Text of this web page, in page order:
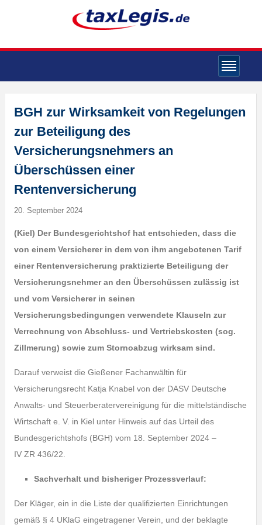
BGH zur Wirksamkeit von Regelungen
zur Beteiligung des
Versicherungsnehmers an
Überschüssen einer
Rentenversicherung
20. September 2024
(Kiel) Der Bundesgerichtshof hat entschieden, dass die
von einem Versicherer in dem von ihm angebotenen Tarif
einer Rentenversicherung praktizierte Beteiligung der
Versicherungsnehmer an den Überschüssen zulässig ist
und vom Versicherer in seinen
Versicherungsbedingungen verwendete Klauseln zur
Verrechnung von Abschluss- und Vertriebskosten (sog.
Zillmerung) sowie zum Stornoabzug wirksam sind.
Darauf verweist die Gießener Fachanwältin für
Versicherungsrecht Katja Knabel von der DASV Deutsche
Anwalts- und Steuerberatervereinigung für die mittelständische
Wirtschaft e. V. in Kiel unter Hinweis auf das Urteil des
Bundesgerichtshofs (BGH) vom 18. September 2024 –
IV ZR 436/22.
Sachverhalt und bisheriger Prozessverlauf:
Der Kläger, ein in die Liste der qualifizierten Einrichtungen
gemäß § 4 UKlaG eingetragener Verein, und der beklagte